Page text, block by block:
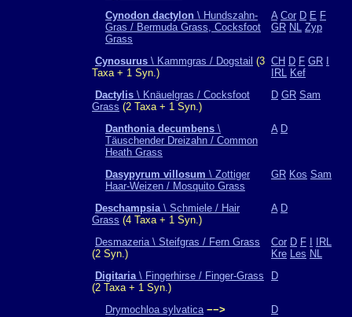
Cynodon dactylon \ Hundszahn-
Gras / Bermuda Grass, Cocksfoot
Grass
A Cor D E F
GR NL Zyp
Cynosurus \ Kammgras / Dogstail (3
Taxa + 1 Syn.)
CH D F GR
IRL Kef
Dactylis \ Knäuelgras / Cocksfoot
Grass (2 Taxa + 1 Syn.)
D GR Sam
Danthonia decumbens \
Täuschender Dreizahn / Common
Heath Grass
A D
Dasypyrum villosum \ Zottiger
Haar-Weizen / Mosquito Grass
GR Kos Sam
Deschampsia\ Schmiele / Hair
Grass (4 Taxa + 1 Syn.)
A D
Desmazeria \ Steifgras / Fern Grass
(2 Syn.)
Cor D F
IRL
Kre Les NL
Digitaria\ Fingerhirse / Finger-Grass
(2 Taxa + 1 Syn.)
D
Drymochloa sylvatica −−>
D